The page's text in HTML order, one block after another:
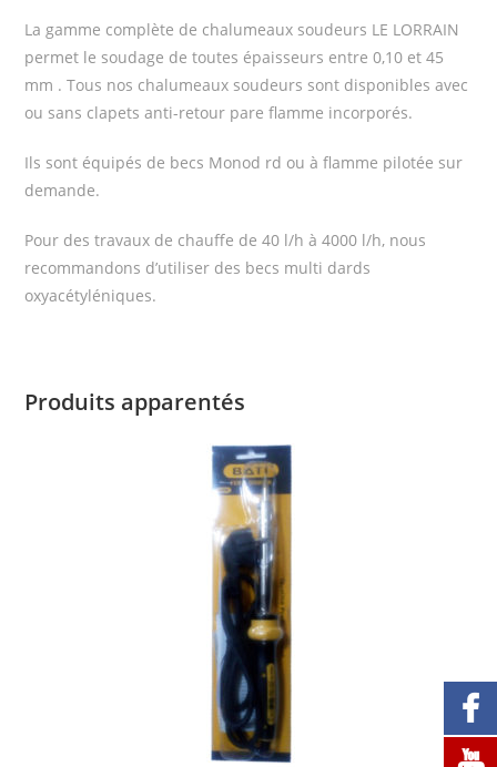
La gamme complète de chalumeaux soudeurs LE LORRAIN
permet le soudage de toutes épaisseurs entre 0,10 et 45
mm . Tous nos chalumeaux soudeurs sont disponibles avec
ou sans clapets anti-retour pare flamme incorporés.
Ils sont équipés de becs Monod rd ou à flamme pilotée sur
demande.
Pour des travaux de chauffe de 40 l/h à 4000 l/h, nous
recommandons d’utiliser des becs multi dards
oxyacétyléniques.
Produits apparentés